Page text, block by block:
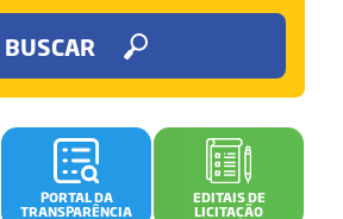
BUSCAR
PORTAL DA
TRANSPARÊNCIA
EDITAIS DE
LICITAÇÃO